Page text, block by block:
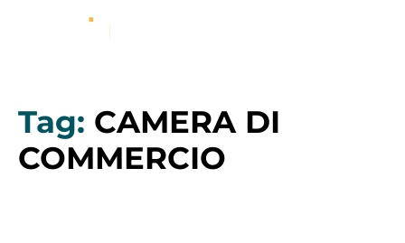
Tag: CAMERA DI
COMMERCIO